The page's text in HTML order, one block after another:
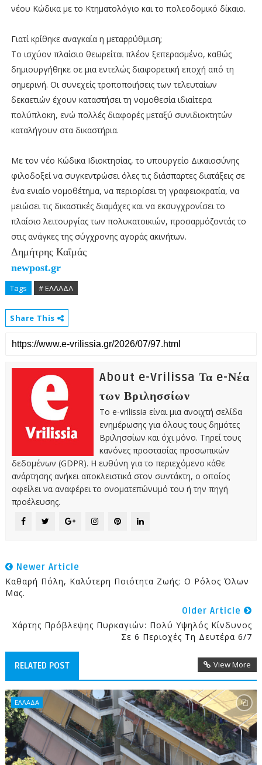
νέου Κώδικα με το Κτηματολόγιο και το πολεοδομικό δίκαιο.
Γιατί κρίθηκε αναγκαία η μεταρρύθμιση;
Το ισχύον πλαίσιο θεωρείται πλέον ξεπερασμένο, καθώς
δημιουργήθηκε σε μια εντελώς διαφορετική εποχή από τη
σημερινή. Οι συνεχείς τροποποιήσεις των τελευταίων
δεκαετιών έχουν καταστήσει τη νομοθεσία ιδιαίτερα
πολύπλοκη, ενώ πολλές διαφορές μεταξύ συνιδιοκτητών
καταλήγουν στα δικαστήρια.
Με τον νέο Κώδικα Ιδιοκτησίας, το υπουργείο Δικαιοσύνης
φιλοδοξεί να συγκεντρώσει όλες τις διάσπαρτες διατάξεις σε
ένα ενιαίο νομοθέτημα, να περιορίσει τη γραφειοκρατία, να
μειώσει τις δικαστικές διαμάχες και να εκσυγχρονίσει το
πλαίσιο λειτουργίας των πολυκατοικιών, προσαρμόζοντάς το
στις ανάγκες της σύγχρονης αγοράς ακινήτων.
Δημήτρης Καΐμάς
newpost.gr
Tags # ΕΛΛΑΔΑ
Share This
About e-Vrilissa Τα e-Νέα
των Βριλησσίων
Το e-vrilissia είναι μια ανοιχτή σελίδα
ενημέρωσης για όλους τους δημότες
Βριλησσίων και όχι μόνο. Τηρεί τους
κανόνες προστασίας προσωπικών
δεδομένων (GDPR). Η ευθύνη για το περιεχόμενο κάθε
ανάρτησης ανήκει αποκλειστικά στον συντάκτη, ο οποίος
οφείλει να αναφέρει το ονοματεπώνυμό του ή την πηγή
προέλευσης.
Newer Article
Καθαρή Πόλη, Καλύτερη Ποιότητα Ζωής: Ο Ρόλος Όλων
Μας.
Older Article
Χάρτης Πρόβλεψης Πυρκαγιών: Πολύ Υψηλός Κίνδυνος
Σε 6 Περιοχές Τη Δευτέρα 6/7
RELATED POST View More
ΕΛΛΑΔΑ